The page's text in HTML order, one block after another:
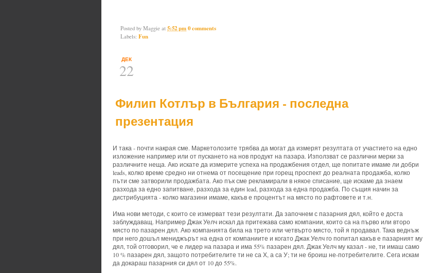
Posted by Maggie at 5:52 pm0 comments
Labels: Fun
ДЕК
22
Филип Котлър в България - последна
презентация
И така - почти накрая сме. Маркетолозите трябва да могат да измерят резултата от участието на едно
изложение например или от пускането на нов продукт на пазара. Използват се различни мерки за
различните неща. Ако искате да измерите успеха на продажбения отдел, ще попитате имаме ли добри
leads, колко време средно ни отнема от посещение при горещ проспект до реалната продажба, колко
пъти сме затворили продажбата. Ако пък сме рекламирали в някое списание, ще искаме да знаем
разхода за едно запитване, разхода за един lead, разхода за една продажба. По същия начин за
дистрибуцията - колко магазини имаме, какъв е процентът на място по рафтовете и т.н.
Има нови методи, с които се измерват тези резултати. Да започнем с пазарния дял, който е доста
заблуждаващ. Например Джак Уелч искал да притежава само компании, които са на първо или второ
място по пазарен дял. Ако компанията била на трето или четвърто място, той я продавал. Така веднъж
при него дошъл мениджърът на една от компаниите и когато Джак Уелч го попитал какъв е пазарният му
дял, той отговорил, че е лидер на пазара и има 55% пазарен дял. Джак Уелч му казал - не, ти имаш само
10 % пазарен дял, защото потребителите ти не са Х, а са У; ти не броиш не-потребителите. Сега искам
да докараш пазарния си дял от 10 до 55%.